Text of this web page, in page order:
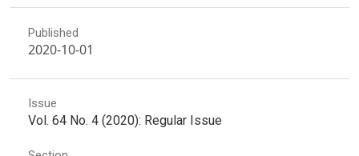
Published
2020-10-01
Issue
Vol. 64 No. 4 (2020): Regular Issue